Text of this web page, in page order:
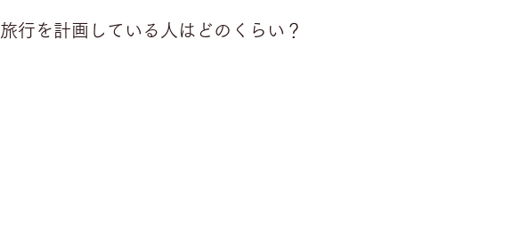
旅行を計画している人はどのくらい？